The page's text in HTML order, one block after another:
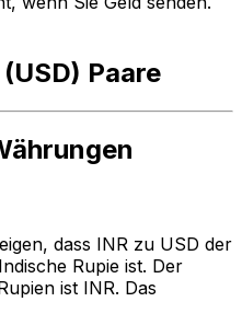
Paare
dass INR zu USD der
Rupie ist. Der
ist INR. Das